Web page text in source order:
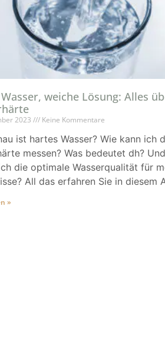
weiche Lösung: Alles
2023 Keine Kommentare
ist hartes Wasser? Wie kann ich
messen? Was bedeutet dh?
die optimale Wasserqualität für
All das erfahren Sie in diesem
»